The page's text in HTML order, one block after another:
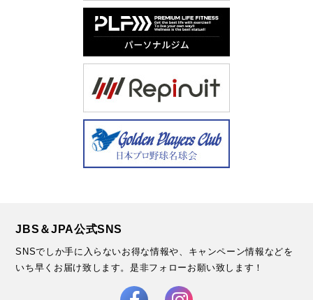
JBS＆JPA公式SNS
SNSでしか手に入らないお得な情報や、キャンペーン情報などを
いち早くお届け致します。是非フォローお願い致します！